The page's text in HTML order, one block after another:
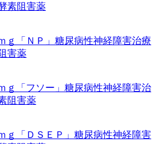
素阻害薬
ｇ「ＮＰ」 糖尿病性神経障害治療
害薬
ｇ「フソー」 糖尿病性神経障害治
阻害薬
ｇ「ＤＳＥＰ」 糖尿病性神経障害